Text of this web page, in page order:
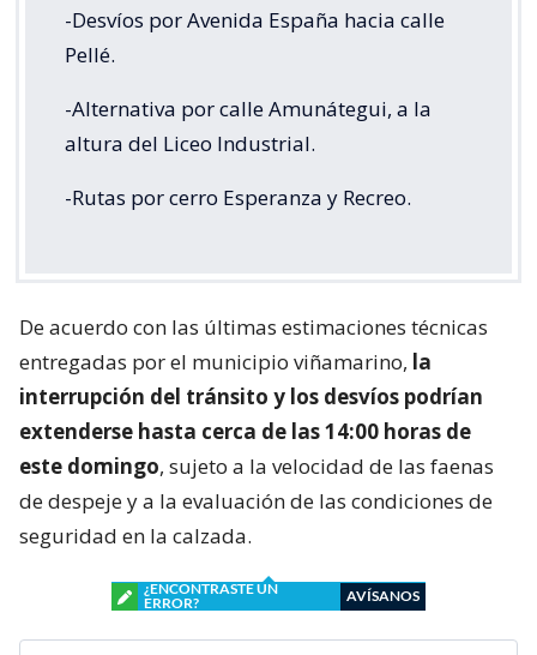
-Desvíos por Avenida España hacia calle
Pellé.
-Alternativa por calle Amunátegui, a la
altura del Liceo Industrial.
-Rutas por cerro Esperanza y Recreo.
De acuerdo con las últimas estimaciones técnicas
entregadas por el municipio viñamarino, la
interrupción del tránsito y los desvíos podrían
extenderse hasta cerca de las 14:00 horas de
este domingo, sujeto a la velocidad de las faenas
de despeje y a la evaluación de las condiciones de
seguridad en la calzada.
¿ENCONTRASTE UN
ERROR?
AVÍSANOS